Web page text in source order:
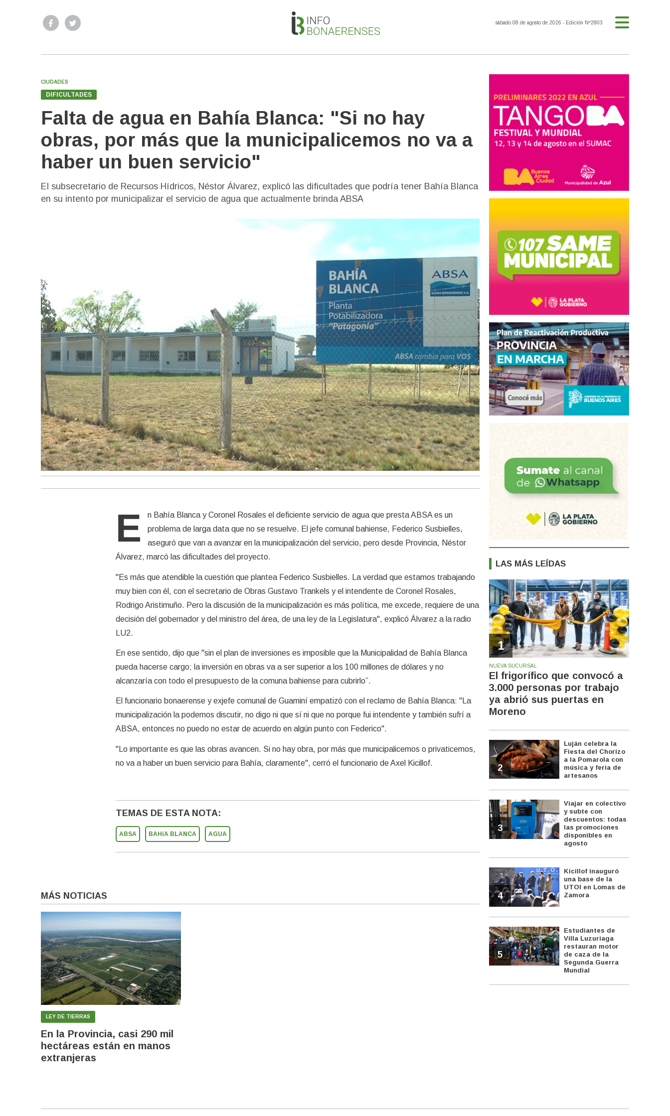
sábado 08 de agosto de 2026 - Edición Nº2803
CIUDADES
DIFICULTADES
Falta de agua en Bahía Blanca: "Si no hay
obras, por más que la municipalicemos no va a
haber un buen servicio"
El subsecretario de Recursos Hídricos, Néstor Álvarez, explicó las dificultades que podría tener Bahía Blanca
en su intento por municipalizar el servicio de agua que actualmente brinda ABSA
E
n Bahía Blanca y Coronel Rosales el deficiente servicio de agua que presta ABSA es un
problema de larga data que no se resuelve. El jefe comunal bahiense, Federico Susbielles,
aseguró que van a avanzar en la municipalización del servicio, pero desde Provincia, Néstor
Álvarez, marcó las dificultades del proyecto.
"Es más que atendible la cuestión que plantea Federico Susbielles. La verdad que estamos trabajando
muy bien con él, con el secretario de Obras Gustavo Trankels y el intendente de Coronel Rosales,
Rodrigo Aristimuño. Pero la discusión de la municipalización es más política, me excede, requiere de una
decisión del gobernador y del ministro del área, de una ley de la Legislatura", explicó Álvarez a la radio
LU2.
En ese sentido, dijo que "sin el plan de inversiones es imposible que la Municipalidad de Bahía Blanca
pueda hacerse cargo; la inversión en obras va a ser superior a los 100 millones de dólares y no
alcanzaría con todo el presupuesto de la comuna bahiense para cubrirlo”.
El funcionario bonaerense y exjefe comunal de Guaminí empatizó con el reclamo de Bahía Blanca: "La
municipalización la podemos discutir, no digo ni que sí ni que no porque fui intendente y también sufrí a
ABSA, entonces no puedo no estar de acuerdo en algún punto con Federico".
"Lo importante es que las obras avancen. Si no hay obra, por más que municipalicemos o privaticemos,
no va a haber un buen servicio para Bahía, claramente", cerró el funcionario de Axel Kicillof.
TEMAS DE ESTA NOTA:
ABSA BAHíA BLANCA AGUA
MÁS NOTICIAS
LEY DE TIERRAS
En la Provincia, casi 290 mil
hectáreas están en manos
extranjeras
LAS MÁS LEÍDAS
1
NUEVA SUCURSAL
El frigorífico que convocó a
3.000 personas por trabajo
ya abrió sus puertas en
Moreno
2
Luján celebra la
Fiesta del Chorizo
a la Pomarola con
música y feria de
artesanos
3
Viajar en colectivo
y subte con
descuentos: todas
las promociones
disponibles en
agosto
4
Kicillof inauguró
una base de la
UTOI en Lomas de
Zamora
5
Estudiantes de
Villa Luzuriaga
restauran motor
de caza de la
Segunda Guerra
Mundial